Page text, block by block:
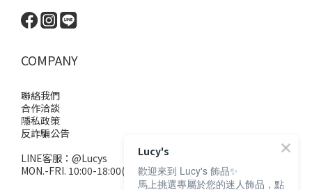
COMPANY
聯絡我們
合作洽談
隱私政策
反詐騙公告
LINE客服： @Lucys
MON.-FRI. 10:00-18:00(不含例假日)
Lucy's
歡迎來到 Lucy's 飾品✨
馬上挑選專屬於您的迷人飾品，點